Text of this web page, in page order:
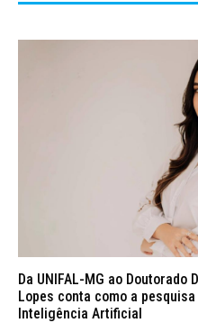
Da UNIFAL-MG ao Doutorado
Lopes conta como a
Inteligência Artificial